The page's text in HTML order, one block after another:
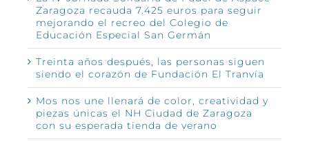
Zaragoza recauda 7.425 euros para seguir
mejorando el recreo del Colegio de
Educación Especial San Germán
Treinta años después, las personas siguen
siendo el corazón de Fundación El Tranvía
Mos nos une llenará de color, creatividad y
piezas únicas el NH Ciudad de Zaragoza
con su esperada tienda de verano